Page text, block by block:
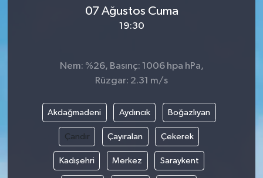
07 Ağustos Cuma
19:30
Nem: %26, Basınç: 1006 hpa hPa,
Rüzgar: 2.31 m/s
Akdağmadeni Aydıncık Boğazlıyan
Çandır Çayıralan Çekerek
Kadışehri Merkez Saraykent